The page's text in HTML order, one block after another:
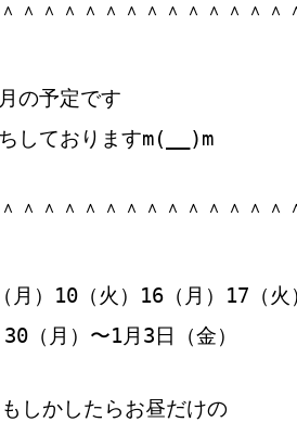
＾＾＾＾＾＾＾＾＾＾＾＾
の予定です
しておりますm(__)m
＾＾＾＾＾＾＾＾＾＾＾＾
月）10（火）16（月）17（火
（月）〜1月3日（金）
しかしたらお昼だけの